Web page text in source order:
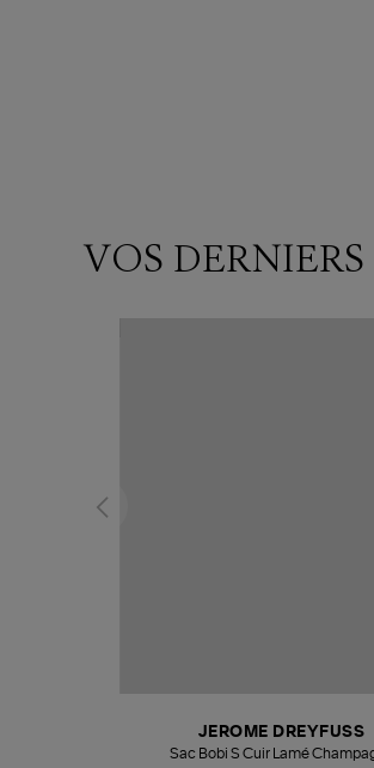
VOS
JEROME DREYFUSS
Sac Bobi S Cuir Lamé